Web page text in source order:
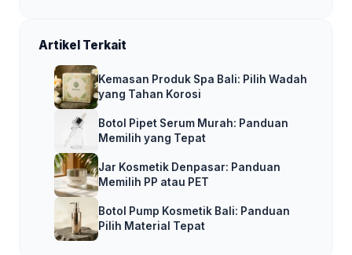
Artikel Terkait
Kemasan Produk Spa Bali: Pilih Wadah
yang Tahan Korosi
Botol Pipet Serum Murah: Panduan
Memilih yang Tepat
Jar Kosmetik Denpasar: Panduan
Memilih PP atau PET
Botol Pump Kosmetik Bali: Panduan
Pilih Material Tepat